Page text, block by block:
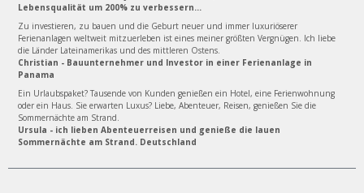
Lebensqualität um 200% zu verbessern...
Zu investieren, zu bauen und die Geburt neuer und immer luxuriöserer
Ferienanlagen weltweit mitzuerleben ist eines meiner größten Vergnügen. Ich liebe
die Länder Lateinamerikas und des mittleren Ostens.
Christian - Bauunternehmer und Investor in einer Ferienanlage in
Panama
Ein Urlaubspaket? Tausende von Kunden genießen ein Hotel, eine Ferienwohnung
oder ein Haus. Sie erwarten Luxus? Liebe, Abenteuer, Reisen, genießen Sie die
Sommernächte am Strand.
Ursula - ich lieben Abenteuerreisen und genieße die lauen
Sommernächte am Strand. Deutschland